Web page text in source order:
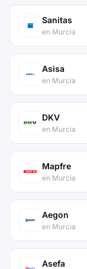
Sanitas
en Murcia
Asisa
en Murcia
DKV
en Murcia
Mapfre
en Murcia
Aegon
en Murcia
Asefa